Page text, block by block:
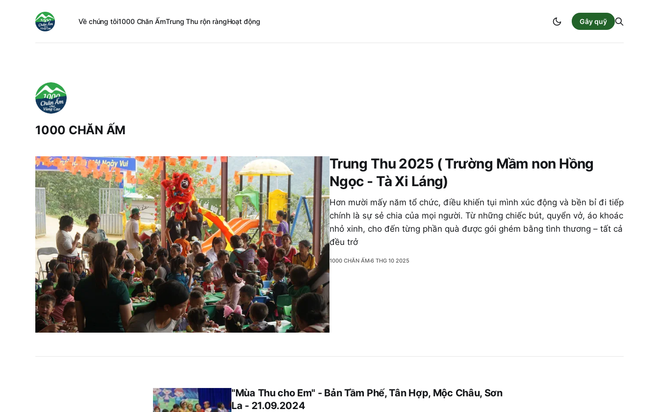
Về chúng tôi1000 Chăn ẤmTrung Thu rộn ràngHoạt động Gây quỹ
1000 CHĂN ẤM
Trung Thu 2025 ( Trường Mầm non Hồng
Ngọc - Tà Xi Láng)
Hơn mười mấy năm tổ chức, điều khiến tụi mình xúc động và bền bỉ đi tiếp
chính là sự sẻ chia của mọi người. Từ những chiếc bút, quyển vở, áo khoác
nhỏ xinh, cho đến từng phần quà được gói ghém bằng tình thương – tất cả
đều trở
1000 CHĂN ẤM 6 THG 10 2025
"Mùa Thu cho Em" - Bản Tầm Phế, Tân Hợp, Mộc Châu, Sơn
La - 21.09.2024